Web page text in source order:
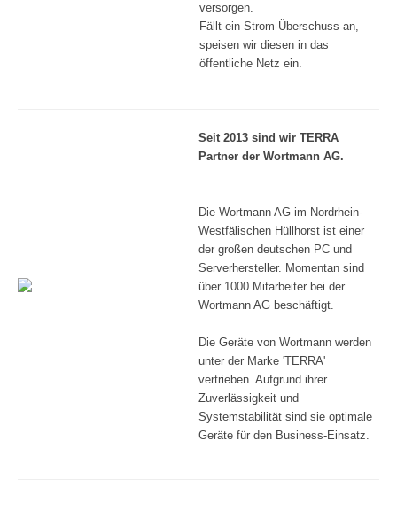
versorgen.
Fällt ein Strom-Überschuss an,
speisen wir diesen in das
öffentliche Netz ein.
Seit 2013 sind wir TERRA
Partner der Wortmann AG.
Die Wortmann AG im Nordrhein-
Westfälischen Hüllhorst ist einer
der großen deutschen PC und
Serverhersteller. Momentan sind
über 1000 Mitarbeiter bei der
Wortmann AG beschäftigt.
Die Geräte von Wortmann werden
unter der Marke 'TERRA'
vertrieben. Aufgrund ihrer
Zuverlässigkeit und
Systemstabilität sind sie optimale
Geräte für den Business-Einsatz.